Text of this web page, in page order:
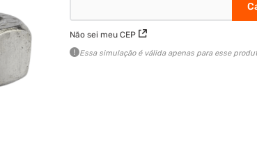
Não sei meu CEP
Essa simulação é válida apenas para esse